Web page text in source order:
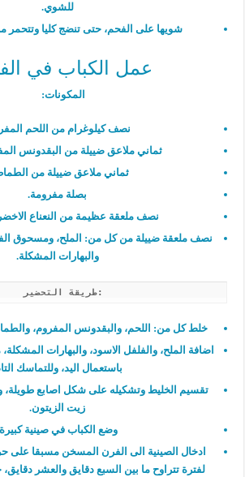
للشوي.
شويها على الفحم، حتى تنضج كليا وتتحمر
عمل الكباب في
المكونات:
نصف كيلوغرام من اللحم
ثماني ملاعق ضييلة من البقدونس
ثماني ملاعق ضييلة من
بصلة مفرومة.
نصف ملعقة عظيمة من النعناع
نصف ملعقة ضييلة من كل من: الملح، ومسحوق
والبهارات المشكلة.
طريقة التحضير:
خلط كل من: اللحم، والبقدونس المفروم،
اضافة الملح، والفلفل الاسود، والبهارات
باستعمال اليد، وللتماسك
تقسيم الخليط وتشكيله على شكل اصابع طويلة،
زيت الزيتون.
وضع الكباب في صينية
ادخال الصينية الى الفرن المسخن مسبقا على
لفترة تتراوح ما بين السبع دقايق والعشر دقايق،